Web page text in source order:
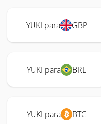
YUKI para GBP
YUKI para BRL
YUKI para BTC